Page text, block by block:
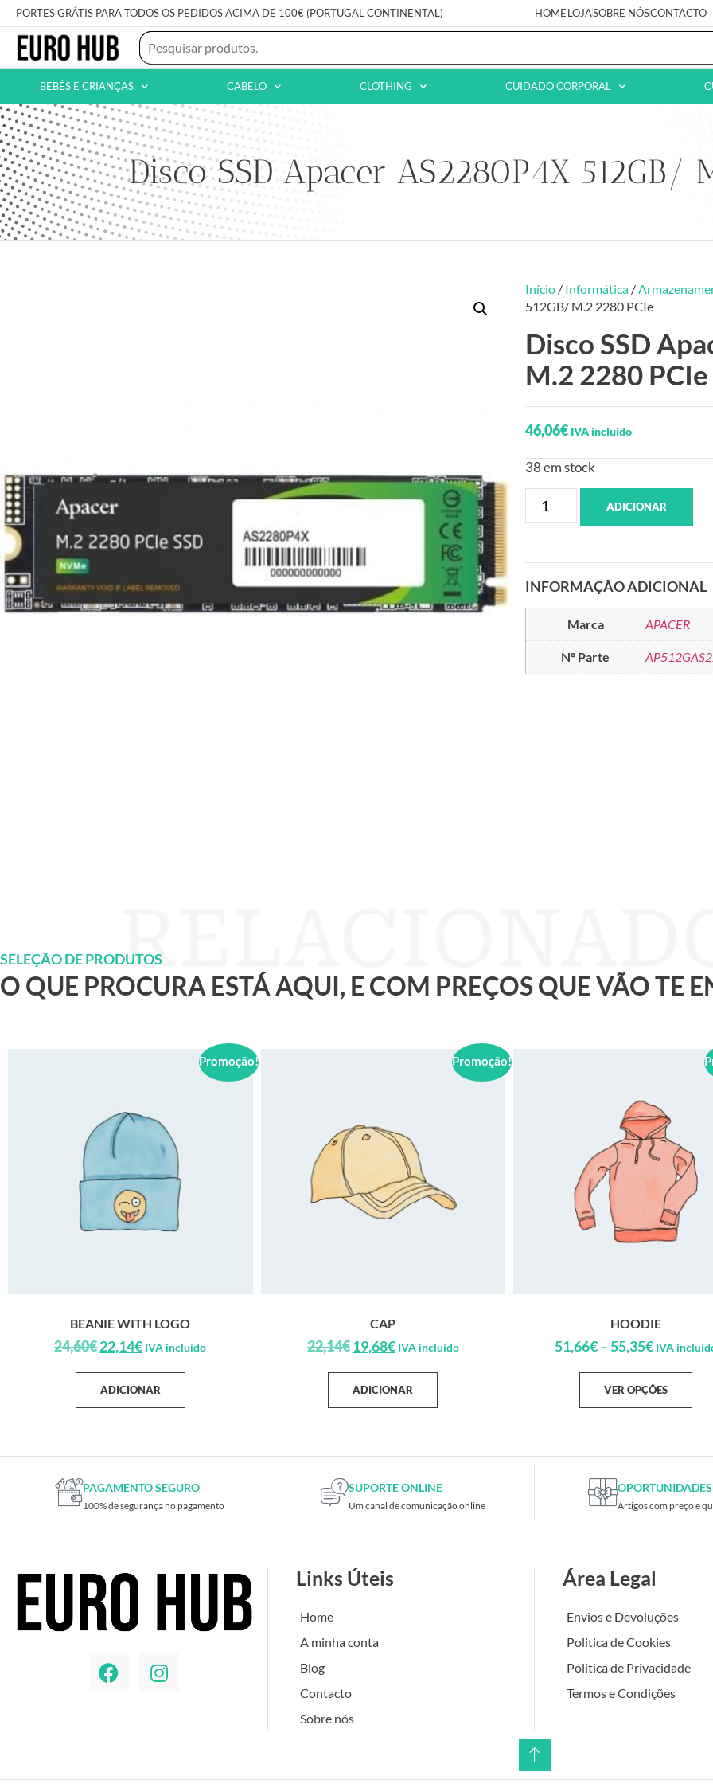
PORTES GRÁTIS PARA TODOS OS PEDIDOS ACIMA DE 100€ (PORTUGAL CONTINENTAL) HOMELOJASOBRE NÓSCONTACTO
BEBÉS E CRIANÇAS CABELO CLOTHING CUIDADO CORPORAL
Disco SSD Apacer AS2280P4X 512GB/
Início / Informática /
512GB/ M.2 2280 PCIe
Disco SSD
M.2 2280 PCIe
46,06€ IVA incluido
38 em stock
ADICIONAR
INFORMAÇÃO ADICIONAL
Marca APACER
Nº Parte
SELEÇÃO DE PRODUTOS
O QUE PROCURA ESTÁ AQUI, E COM PREÇOS QUE VÃO TE
Promoção!
BEANIE WITH LOGO
24,60€22,14€ IVA incluido
ADICIONAR
Promoção!
CAP
22,14€19,68€ IVA incluido
ADICIONAR
HOODIE
51,66€– 55,35€ IVA
VER OPÇÕES
PAGAMENTO SEGURO
100% de segurança no pagamento
SUPORTE ONLINE
Um canal de comunicação online
OPORTUNIDADES
Artigos com preço e
Links Úteis
Home
A minha conta
Blog
Contacto
Sobre nós
Área Legal
Envios e Devoluções
Politica de Cookies
Politica de Privacidade
Termos e Condições